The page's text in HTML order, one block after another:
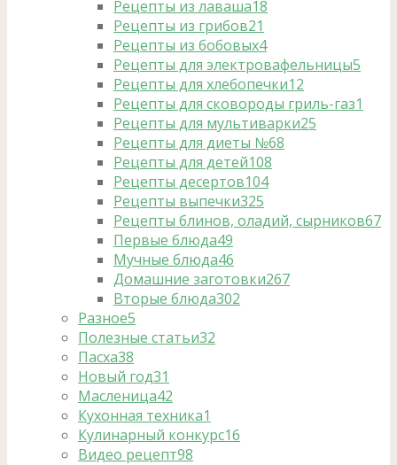
Рецепты из лаваша18
Рецепты из грибов21
Рецепты из бобовых4
Рецепты для электровафельницы5
Рецепты для хлебопечки12
Рецепты для сковороды гриль-газ1
Рецепты для мультиварки25
Рецепты для диеты №68
Рецепты для детей108
Рецепты десертов104
Рецепты выпечки325
Рецепты блинов, оладий, сырников67
Первые блюда49
Мучные блюда46
Домашние заготовки267
Вторые блюда302
Разное5
Полезные статьи32
Пасха38
Новый год31
Масленица42
Кухонная техника1
Кулинарный конкурс16
Видео рецепт98